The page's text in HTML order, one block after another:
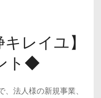
レイユ】
ト◆
法人様の新規事業、